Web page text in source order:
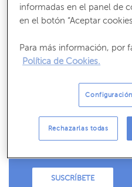
dinero que prestó el banco,
través de laamortización.
La devolución delcapitales
hace al banco para
los gastos de la luz o las
Recibe nuestros
SUSCRÍBETE
informadas en el panel de
en el botón “Aceptar
Para más información, por
Política de Cookies.
Rechazarlas todas